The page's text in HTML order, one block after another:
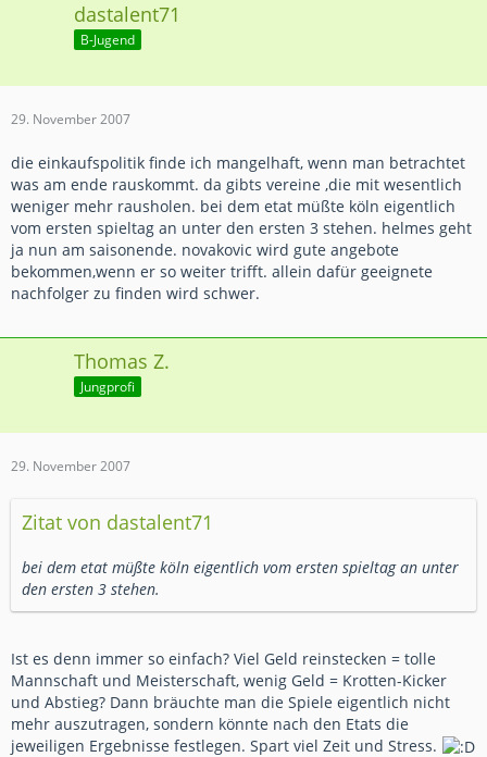
dastalent71
B-Jugend
29. November 2007
die einkaufspolitik finde ich mangelhaft, wenn man betrachtet
was am ende rauskommt. da gibts vereine ,die mit wesentlich
weniger mehr rausholen. bei dem etat müßte köln eigentlich
vom ersten spieltag an unter den ersten 3 stehen. helmes geht
ja nun am saisonende. novakovic wird gute angebote
bekommen,wenn er so weiter trifft. allein dafür geeignete
nachfolger zu finden wird schwer.
Thomas Z.
Jungprofi
29. November 2007
Zitat von dastalent71
bei dem etat müßte köln eigentlich vom ersten spieltag an unter
den ersten 3 stehen.
Ist es denn immer so einfach? Viel Geld reinstecken = tolle
Mannschaft und Meisterschaft, wenig Geld = Krotten-Kicker
und Abstieg? Dann bräuchte man die Spiele eigentlich nicht
mehr auszutragen, sondern könnte nach den Etats die
jeweiligen Ergebnisse festlegen. Spart viel Zeit und Stress.